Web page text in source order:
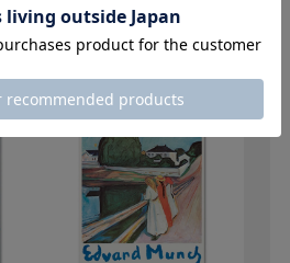
Borderland State
Alex Da Corte